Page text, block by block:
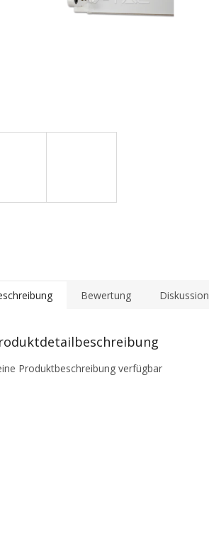
Bewertung Diskussion
Produktbeschreibung verfügbar